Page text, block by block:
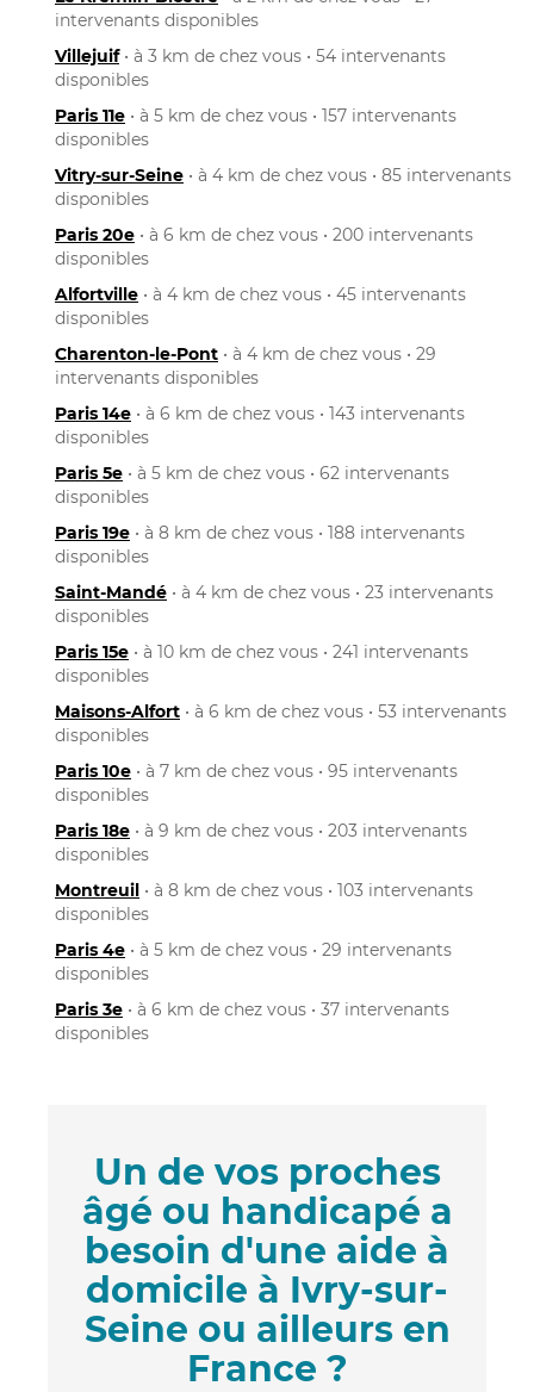
intervenants disponibles
Villejuif• à 3 km de chez vous • 54 intervenants
disponibles
Paris 11e • à 5 km de chez vous • 157 intervenants
disponibles
Vitry-sur-Seine • à 4 km de chez vous • 85 intervenants
disponibles
Paris 20e • à 6 km de chez vous • 200 intervenants
disponibles
Alfortville • à 4 km de chez vous • 45 intervenants
disponibles
Charenton-le-Pont • à 4 km de chez vous • 29
intervenants disponibles
Paris 14e • à 6 km de chez vous • 143 intervenants
disponibles
Paris 5e • à 5 km de chez vous • 62 intervenants
disponibles
Paris 19e • à 8 km de chez vous • 188 intervenants
disponibles
Saint-Mandé • à 4 km de chez vous • 23 intervenants
disponibles
Paris 15e • à 10 km de chez vous • 241 intervenants
disponibles
Maisons-Alfort • à 6 km de chez vous • 53 intervenants
disponibles
Paris 10e • à 7 km de chez vous • 95 intervenants
disponibles
Paris 18e • à 9 km de chez vous • 203 intervenants
disponibles
Montreuil • à 8 km de chez vous • 103 intervenants
disponibles
Paris 4e • à 5 km de chez vous • 29 intervenants
disponibles
Paris 3e • à 6 km de chez vous • 37 intervenants
disponibles
Un de vos proches
âgé ou handicapé a
besoin d'une aide à
domicile à Ivry-sur-
Seine ou ailleurs en
France ?